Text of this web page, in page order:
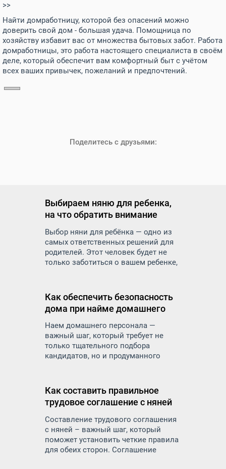
>>
Найти домработницу, которой без опасений можно
доверить свой дом - большая удача. Помощница по
хозяйству избавит вас от множества бытовых забот. Работа
домработницы, это работа настоящего специалиста в своём
деле, который обеспечит вам комфортный быт с учётом
всех ваших привычек, пожеланий и предпочтений.
Поделитесь с друзьями:
Выбираем няню для ребенка,
на что обратить внимание
Выбор няни для ребёнка — одно из
самых ответственных решений для
родителей. Этот человек будет не
только заботиться о вашем ребенке,
эмоциональное состояние. Как же
правильно подойти к подбору няни и
на что обратить внимание, чтобы
найти надежного и
квалифицированного специалиста.
Как обеспечить безопасность
дома при найме домашнего
персонала
Наем домашнего персонала —
важный шаг, который требует не
только тщательного подбора
кандидатов, но и продуманного
няни, домработницы, сиделки,
повара — и вы доверяете им самое
ценное: детей, пожилых родителей,
личные вещи и пространство.
Как составить правильное
трудовое соглашение с няней
Составление трудового соглашения
с няней – важный шаг, который
поможет установить четкие правила
для обеих сторон. Соглашение